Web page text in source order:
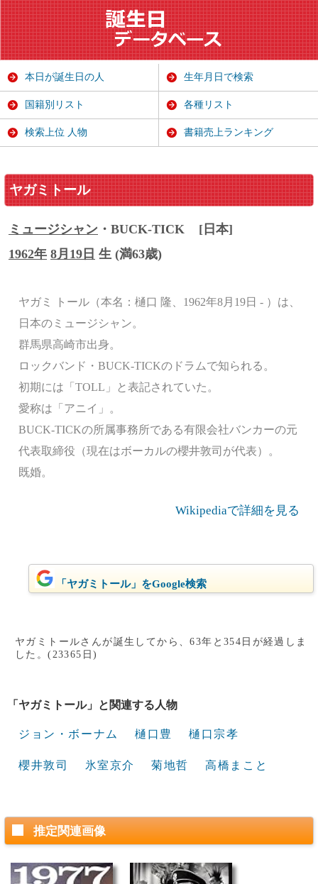
ヤガミトール
ミュージシャン ・BUCK-TICK
[日本]
1962年 8月19日 生 (満63歳)
ヤガミ トール（本名：樋口 隆、1962年8月19日 - ）は、
日本のミュージシャン。
群馬県高崎市出身。
ロックバンド・BUCK-TICKのドラムで知られる。
初期には「TOLL」と表記されていた。
愛称は「アニイ」。
BUCK-TICKの所属事務所である有限会社バンカーの元
代表取締役（現在はボーカルの櫻井敦司が代表）。
既婚。
Wikipediaで詳細を見る
「ヤガミトール」をGoogle検索
ヤガミトールさんが誕生してから、63年と354日が経過しま
した。(23365日)
「ヤガミトール」と関連する人物
ジョン・ボーナム 樋口豊 樋口宗孝
櫻井敦司 氷室京介 菊地哲 高橋まこと
推定関連画像
本日が誕生日の人 生年月日で検索
国籍別リスト 各種リスト
検索上位 人物 書籍売上ランキング